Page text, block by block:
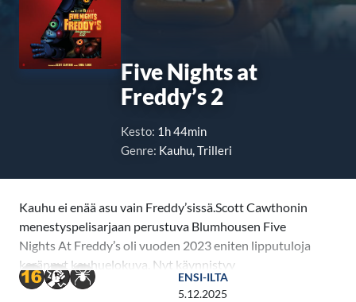
Five Nights at
Freddy’s 2
Kesto: 1h 44min
Genre: Kauhu, Trilleri
Kauhu ei enää asu vain Freddy’sissä.Scott Cawthonin
menestyspelisarjaan perustuva Blumhousen Five
Nights At Freddy’s oli vuoden 2023 eniten lipputuloja
kerännyt kauhuelokuva. Nyt käynnistyy
animatronisen kauhuhitin värisyttävä uusi luku.
ENSI-ILTA
5.12.2025